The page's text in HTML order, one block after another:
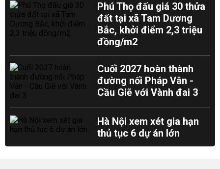
Phú Thọ đấu giá 30 thửa
đất tại xã Tam Dương
Bắc, khởi điểm 2,3 triệu
đồng/m2
Cuối 2027 hoàn thành
đường nối Pháp Vân -
Cầu Giẽ với Vành đai 3
Hà Nội xem xét gia hạn
thủ tục 6 dự án lớn